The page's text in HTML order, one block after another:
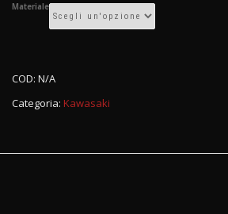
Materiale
COD: N/A
Categoria: Kawasaki